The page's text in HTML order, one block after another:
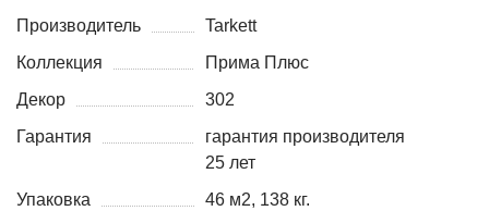
Производитель
Tarkett
Коллекция
Прима Плюс
Декор
302
Гарантия
гарантия производителя
25 лет
Упаковка
46 м2, 138 кг.